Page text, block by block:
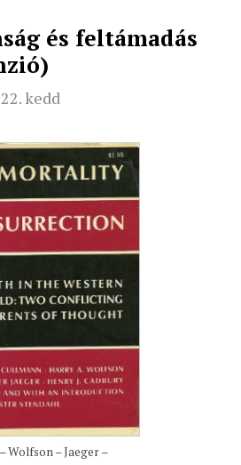
és feltámadás
kedd
Wolfson – Jaeger –